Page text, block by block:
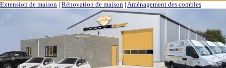
Extension de maison Rénovation de maison Aménagement des combles